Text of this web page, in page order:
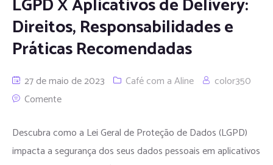
Direitos, Responsabilidades e
Práticas Recomendadas
27 de maio de 2023 Café com a Aline
color350
Comente
Descubra como a Lei Geral de Proteção de Dados (LGPD)
impacta a segurança dos seus dados pessoais em aplicativos